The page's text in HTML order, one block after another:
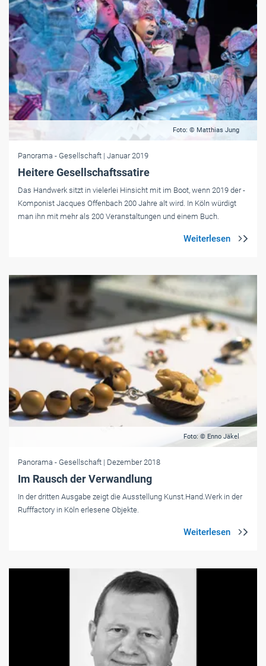
Foto: © Matthias Jung
Panorama - Gesellschaft | Januar 2019
Heitere Gesellschaftssatire
Das Handwerk sitzt in vielerlei Hinsicht mit im Boot, wenn 2019 der ­
Komponist Jacques Offenbach 200 Jahre alt wird. In Köln würdigt
man ihn mit mehr als 200 Veranstaltungen und einem Buch.
Foto: © Enno Jäkel
Panorama - Gesellschaft | Dezember 2018
Im Rausch der Verwandlung
In der dritten Ausgabe zeigt die Ausstellung Kunst.Hand.Werk in der
Rufffactory in Köln erlesene Objekte.